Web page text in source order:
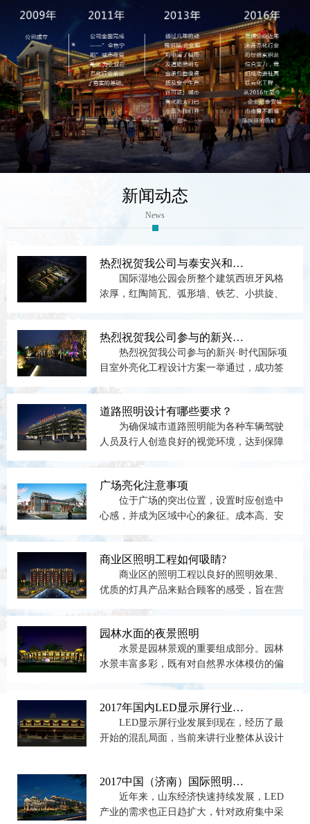
新闻动态
News
热烈祝贺我公司与泰安兴和置业有限公司就泰山国际湿地公园会所楼体亮化工程成功签订合同！
国际湿地公园会所整个建筑西班牙风格
浓厚，红陶筒瓦、弧形墙、铁艺、小拱旋、
热烈祝贺我公司参与的新兴·时代国际项目室外亮化工程设计方案一举通过，成功签订合同！
热烈祝贺我公司参与的新兴·时代国际项
目室外亮化工程设计方案一举通过，成功签
道路照明设计有哪些要求？
为确保城市道路照明能为各种车辆驾驶
人员及行人创造良好的视觉环境，达到保障
广场亮化注意事项
位于广场的突出位置，设置时应创造中
心感，并成为区域中心的象征。成本高、安
商业区照明工程如何吸睛?
商业区的照明工程以良好的照明效果、
优质的灯具产品来贴合顾客的感受，旨在营
园林水面的夜景照明
水景是园林景观的重要组成部分。园林
水景丰富多彩，既有对自然界水体模仿的偏
2017年国内LED显示屏行业发展“两大难”！
LED显示屏行业发展到现在，经历了最
开始的混乱局面，当前来讲行业整体从设计
2017中国（济南）国际照明暨LED光电产业博览会
近年来，山东经济快速持续发展，LED
产业的需求也正日趋扩大，针对政府集中采